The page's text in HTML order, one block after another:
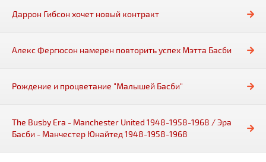
Даррон Гибсон хочет новый контракт
Алекс Фергюсон намерен повторить успех Мэтта Басби
Рождение и процветание "Малышей Басби"
The Busby Era - Manchester United 1948-1958-1968 / Эра
Басби - Манчестер Юнайтед 1948-1958-1968